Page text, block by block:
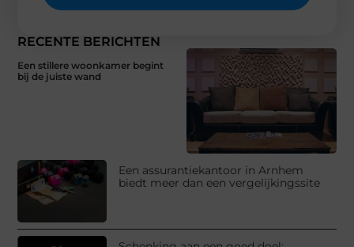
RECENTE BERICHTEN
Een stillere woonkamer begint
bij de juiste wand
Een assurantiekantoor in Arnhem
biedt meer dan een vergelijkingssite